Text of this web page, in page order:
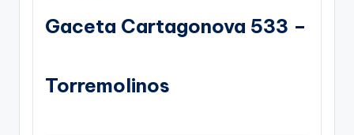
Gaceta Cartagonova 533 –
Torremolinos